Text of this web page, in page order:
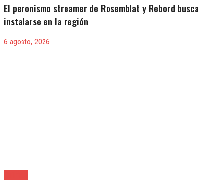
El peronismo streamer de Rosemblat y Rebord busca
instalarse en la región
6 agosto, 2026